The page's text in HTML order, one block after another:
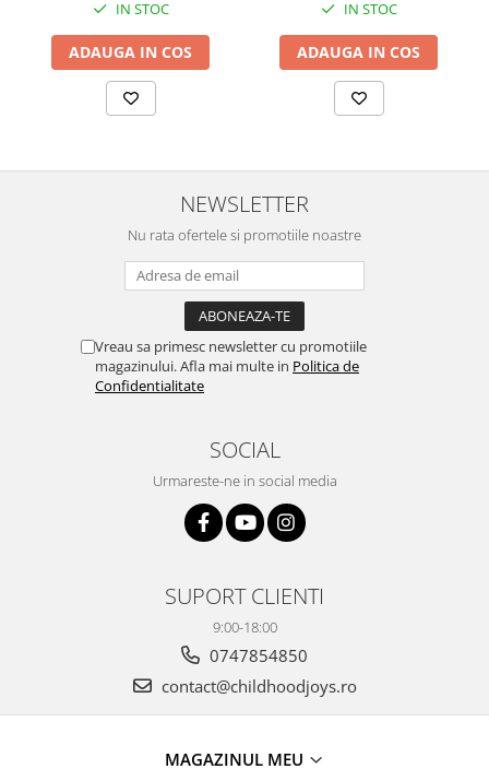
IN STOC
ADAUGA IN COS
IN STOC
ADAUGA IN COS
NEWSLETTER
Nu rata ofertele si promotiile noastre
Vreau sa primesc newsletter cu promotiile
magazinului. Afla mai multe in Politica de
Confidentialitate
SOCIAL
Urmareste-ne in social media
SUPORT CLIENTI
9:00-18:00
0747854850
contact@childhoodjoys.ro
MAGAZINUL MEU